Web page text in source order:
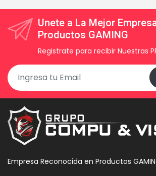
Unete a La Mejor
Productos GAMING
Registrate para recibir Nuestras
Empresa Reconocida en Productos